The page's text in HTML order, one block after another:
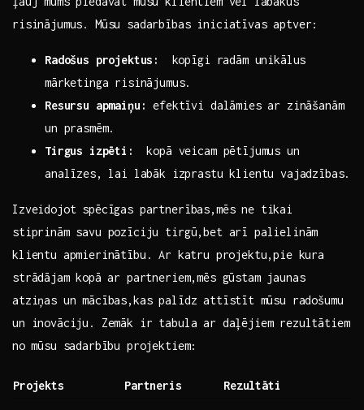
risinājumus. Mūsu‌ sadarbības iniciatīvas aptver:
Radošus projektus:
⁤ kopīgi ‍radām unikālus
‌mārketinga risinājumus.
Resursu apmaiņu: efektīvi dalāmies ar zināšanām
un prasmēm.
Tirgus izpēti:
‍ kopā veicam pētījumus un
analīzes, lai labāk izprastu klientu vajadzības.
Izveidojot spēcīgas ​partnerības,mēs ne tikai​
stiprinām savu pozīciju tirgū,bet arī palielinām
klientu apmierinātību. Ar ⁣katru projektu,pie kura
strādājam ⁤kopā ar partneriem,mēs gūstam jaunas
atziņas un ‍mācības,kas palīdz attīstīt ⁤mūsu radošumu
un inovāciju. Zemāk ir tabula ar daļējiem rezultātiem
⁤no mūsu sadarbību projektiem:
Projekts Partneris Rezultāti